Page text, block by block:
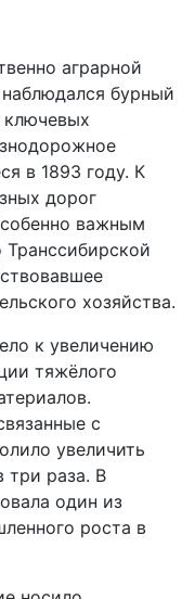
аграрной
бурный
в 1893 году. К
дорог
важным
Транссибирской
хозяйства.
к увеличению
тяжёлого
с
увеличить
три раза. В
один из
роста в